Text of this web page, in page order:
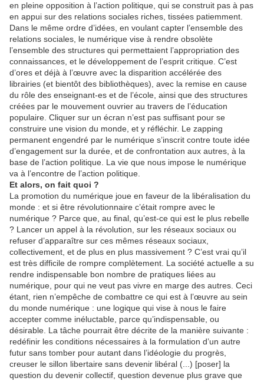
en pleine opposition à l’action politique, qui se construit pas à pas
en appui sur des relations sociales riches, tissées patiemment.
Dans le même ordre d’idées, en voulant capter l’ensemble des
relations sociales, le numérique vise à rendre obsolète
l’ensemble des structures qui permettaient l’appropriation des
connaissances, et le développement de l’esprit critique. C’est
d’ores et déjà à l’œuvre avec la disparition accélérée des
librairies (et bientôt des bibliothèques), avec la remise en cause
du rôle des enseignant-es et de l’école, ainsi que des structures
créées par le mouvement ouvrier au travers de l’éducation
populaire. Cliquer sur un écran n’est pas suffisant pour se
construire une vision du monde, et y réfléchir. Le zapping
permanent engendré par le numérique s’inscrit contre toute idée
d’engagement sur la durée, et de confrontation aux autres, à la
base de l’action politique. La vie que nous impose le numérique
va à l’encontre de l’action politique.
Et alors, on fait quoi ?
La promotion du numérique joue en faveur de la libéralisation du
monde : et si être révolutionnaire c’était rompre avec le
numérique ? Parce que, au final, qu’est-ce qui est le plus rebelle
? Lancer un appel à la révolution, sur les réseaux sociaux ou
refuser d’apparaître sur ces mêmes réseaux sociaux,
collectivement, et de plus en plus massivement ? C’est vrai qu’il
est très difficile de rompre complètement. La société actuelle a su
rendre indispensable bon nombre de pratiques liées au
numérique, pour qui ne veut pas vivre en marge des autres. Ceci
étant, rien n’empêche de combattre ce qui est à l’œuvre au sein
du monde numérique : une logique qui vise à nous le faire
accepter comme inéluctable, parce qu’indispensable, ou
désirable. La tâche pourrait être décrite de la manière suivante :
redéfinir les conditions nécessaires à la formulation d’un autre
futur sans tomber pour autant dans l’idéologie du progrès,
creuser le sillon libertaire sans devenir libéral (...) [poser] la
question du devenir collectif, question devenue plus grave que